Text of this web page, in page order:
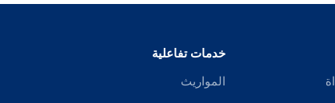
خدمات تفاعلية
المواريث